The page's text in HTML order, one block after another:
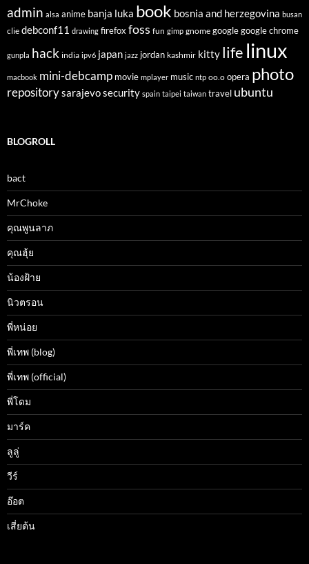
admin alsa anime banja luka book bosnia and herzegovina busan
clie debconf11 drawing firefoxfoss fun gimp gnome google google chrome
gunpla hack india ipv6 japan jazz jordan kashmir kitty life linux
macbook mini-debcamp movie mplayer music ntp oo.o opera photo
repositorysarajevosecurity spain taipei taiwan travel ubuntu
BLOGROLL
bact
MrChoke
คุณพูนลาภ
คุณฮุ้ย
น้องฝ้าย
นิวตรอน
พี่หน่อย
พี่เทพ (blog)
พี่เทพ (official)
พี่โดม
มาร์ค
ลูลู่
วีร์
อ๊อต
เสี่ยต้น